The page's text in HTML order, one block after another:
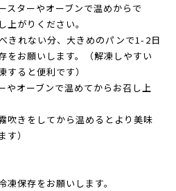
スターやオーブンで温めからで
がりください。
きれない分、大きめのパンで1-2日
をお願いします。（解凍しやすい
ると便利です）
やオーブンで温めてからお召し上
吹きをしてから温めるとより美味
）
保存をお願いします。